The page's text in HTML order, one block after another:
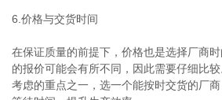
6.价格与交货时间
在保证质量的前提下，价格也是选择厂商
的报价可能会有所不同，因此需要仔细比
考虑的重点之一，选一个能按时交货的厂